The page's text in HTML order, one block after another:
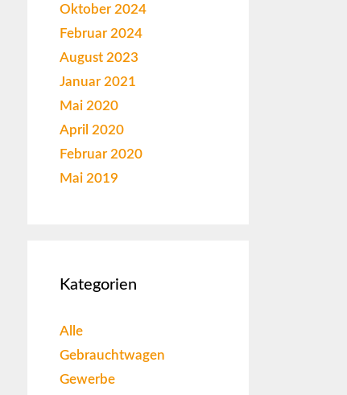
Oktober 2024
Februar 2024
August 2023
Januar 2021
Mai 2020
April 2020
Februar 2020
Mai 2019
Kategorien
Alle
Gebrauchtwagen
Gewerbe